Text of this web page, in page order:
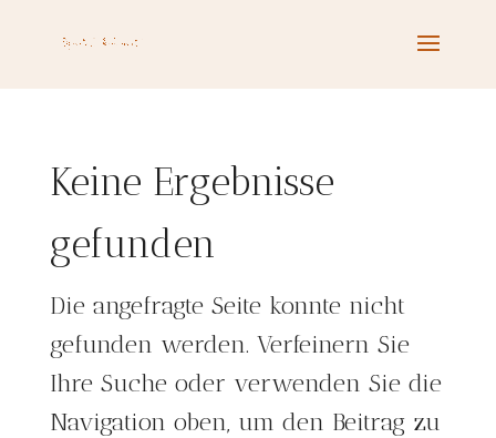
Keine Ergebnisse
gefunden
Die angefragte Seite konnte nicht
gefunden werden. Verfeinern Sie
Ihre Suche oder verwenden Sie die
Navigation oben, um den Beitrag zu